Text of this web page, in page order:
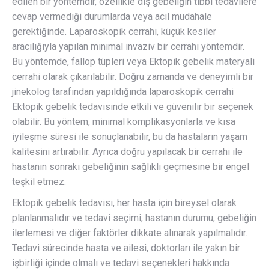
cevap vermediği durumlarda veya acil müdahale
gerektiğinde. Laparoskopik cerrahi, küçük kesiler
aracılığıyla yapılan minimal invaziv bir cerrahi yöntemdir.
Bu yöntemde, fallop tüpleri veya Ektopik gebelik materyali
cerrahi olarak çıkarılabilir. Doğru zamanda ve deneyimli bir
jinekolog tarafından yapıldığında laparoskopik cerrahi
Ektopik gebelik tedavisinde etkili ve güvenilir bir seçenek
olabilir. Bu yöntem, minimal komplikasyonlarla ve kısa
iyileşme süresi ile sonuçlanabilir, bu da hastaların yaşam
kalitesini artırabilir. Ayrıca doğru yapılacak bir cerrahi ile
hastanın sonraki gebeliğinin sağlıklı geçmesine bir engel
teşkil etmez.
Ektopik gebelik tedavisi, her hasta için bireysel olarak
planlanmalıdır ve tedavi seçimi, hastanın durumu, gebeliğin
ilerlemesi ve diğer faktörler dikkate alınarak yapılmalıdır.
Tedavi sürecinde hasta ve ailesi, doktorları ile yakın bir
işbirliği içinde olmalı ve tedavi seçenekleri hakkında